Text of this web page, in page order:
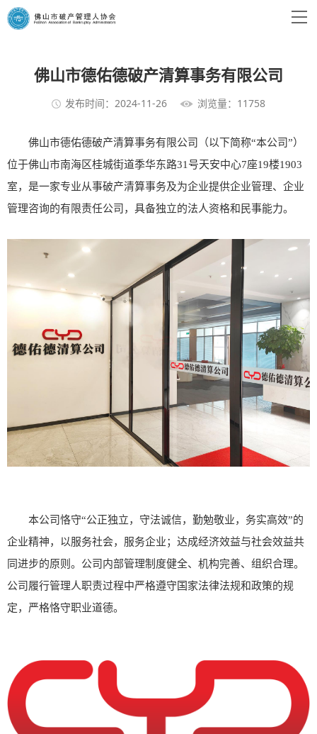
佛山市德佑德破产清算事务有限公司
发布时间：2024-11-26 浏览量：11758
佛山市德佑德破产清算事务有限公司（以下简称“本公司”）
位于佛山市南海区桂城街道季华东路31号天安中心7座19楼1903
室，是一家专业从事破产清算事务及为企业提供企业管理、企业
管理咨询的有限责任公司，具备独立的法人资格和民事能力。
本公司恪守“公正独立，守法诚信，勤勉敬业，务实高效”的
企业精神，以服务社会，服务企业；达成经济效益与社会效益共
同进步的原则。公司内部管理制度健全、机构完善、组织合理。
公司履行管理人职责过程中严格遵守国家法律法规和政策的规
定，严格恪守职业道德。